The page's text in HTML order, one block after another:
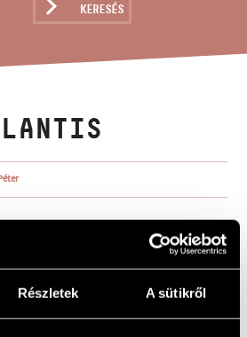
Részletek A sütikről
KERESÉS
fiú szopránra, cimbalomra és zenekarra